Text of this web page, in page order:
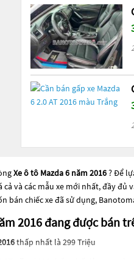
Xe ô tô Mazda 6 năm 2016? Để
và các mẫu xe mới nhất, đầy
bán chiếc xe đã sử dụng,
2016 đang được bán
thấp nhất là 299 Triệu